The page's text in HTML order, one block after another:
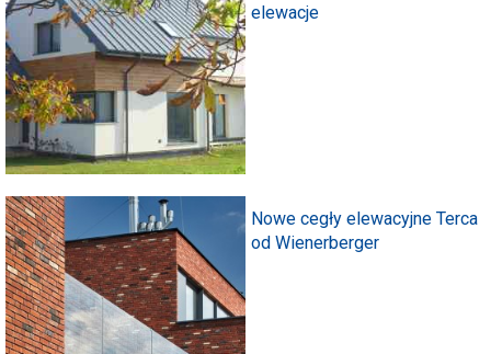
elewacje
Nowe cegły elewacyjne Terca
od Wienerberger